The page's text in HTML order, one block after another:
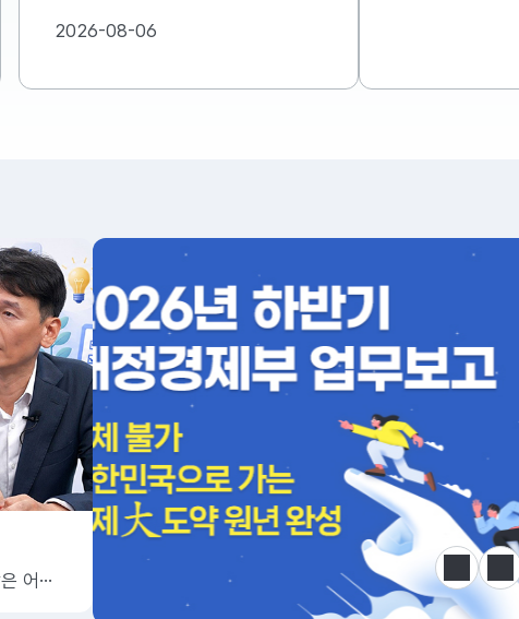
첨부를 참고하시기 바랍니다....
2026-08-06
2026 하반기 경제정책 업무보고, 우리 삶은 어떻게 달라질까요? 정지 이
전국민 공급망 애로 핫라인 개설